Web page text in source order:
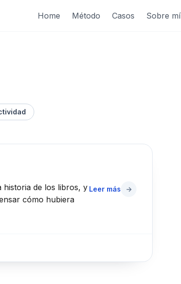
Home Método Casos Sobre mí
historia de los libros, y
cómo hubiera
Leer más →